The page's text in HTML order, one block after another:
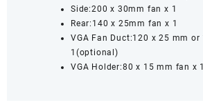
Side:200 x 30mm fan x 1
Rear:140 x 25mm fan x 1
VGA Fan Duct:120 x 25 mm
1(optional)
VGA Holder:80 x 15 mm fan x